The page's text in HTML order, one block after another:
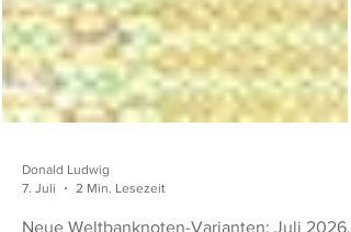
7. Juli
2 Min. Lesezeit